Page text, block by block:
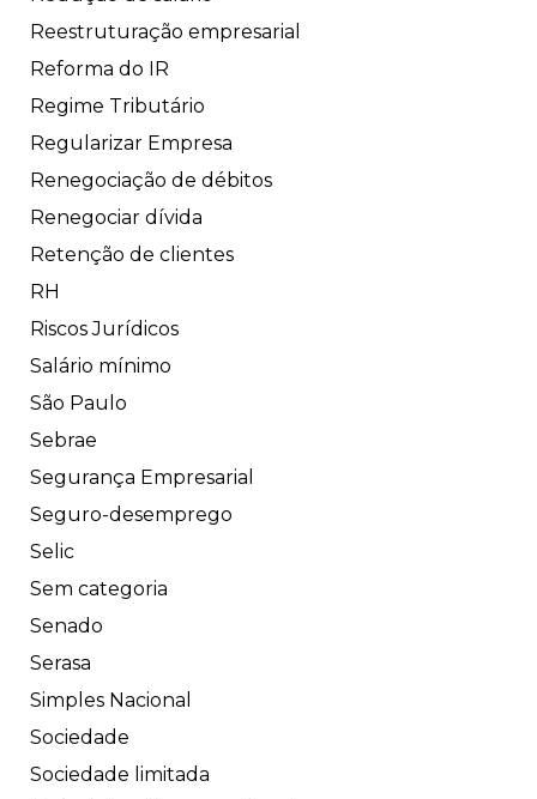
Reestruturação empresarial
Reforma do IR
Regime Tributário
Regularizar Empresa
Renegociação de débitos
Renegociar dívida
Retenção de clientes
RH
Riscos Jurídicos
Salário mínimo
São Paulo
Sebrae
Segurança Empresarial
Seguro-desemprego
Selic
Sem categoria
Senado
Serasa
Simples Nacional
Sociedade
Sociedade limitada